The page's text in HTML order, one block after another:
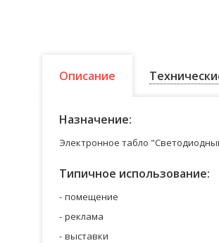
Описание
Назначение:
Электронное табло
Типичное использование:
помещение
реклама
выставки